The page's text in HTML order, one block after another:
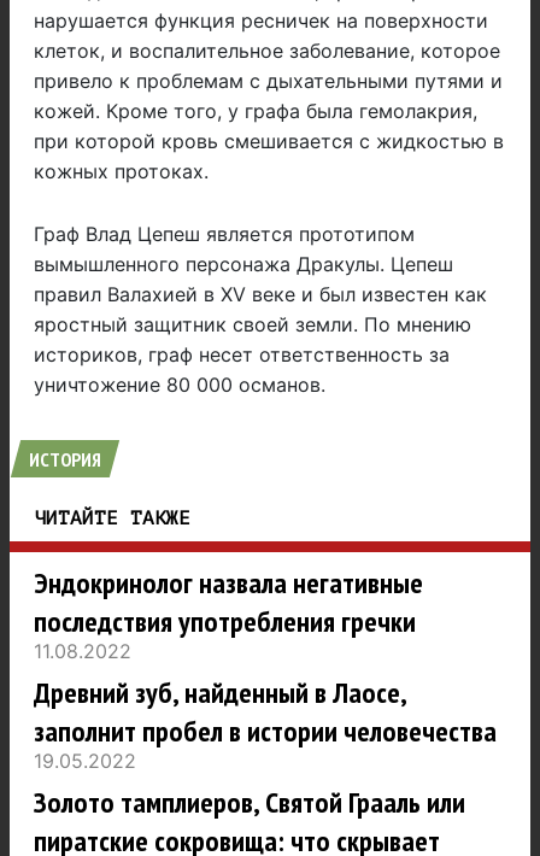
нарушается функция ресничек на поверхности
клеток, и воспалительное заболевание, которое
привело к проблемам с дыхательными путями и
кожей. Кроме того, у графа была гемолакрия,
при которой кровь смешивается с жидкостью в
кожных протоках.
Граф Влад Цепеш является прототипом
вымышленного персонажа Дракулы. Цепеш
правил Валахией в XV веке и был известен как
яростный защитник своей земли. По мнению
историков, граф несет ответственность за
уничтожение 80 000 османов.
ИСТОРИЯ
ЧИТАЙТЕ ТАКЖЕ
Эндокринолог назвала негативные
последствия употребления гречки
11.08.2022
Древний зуб, найденный в Лаосе,
заполнит пробел в истории человечества
19.05.2022
Золото тамплиеров, Святой Грааль или
пиратские сокровища: что скрывает